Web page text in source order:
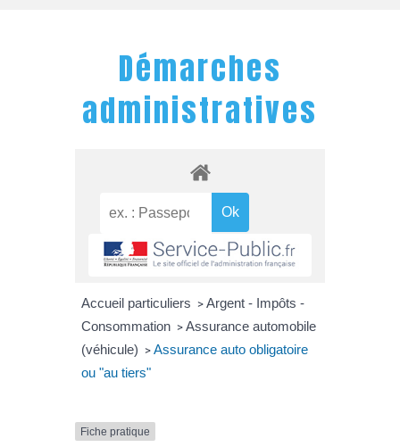
Démarches
administratives
Accueil particuliers > Argent - Impôts -
Consommation > Assurance automobile
(véhicule) > Assurance auto obligatoire
ou "au tiers"
Fiche pratique